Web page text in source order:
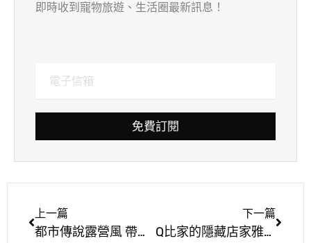
即時收到寵物旅遊、生活圈最新訊息！
免費訂閱
上一篇
都市傳說露營風 帶著毛孩來個午後的約會
下一篇
Q比家的隱藏店家雅植歐洲香草園